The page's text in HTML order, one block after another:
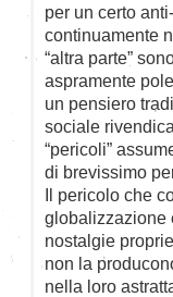
per un certo
continuamente
“altra parte”
aspramente
un pensiero
sociale
“pericoli”
di brevissimo
Il pericolo che
globalizzazione
nostalgie
non la
nella loro